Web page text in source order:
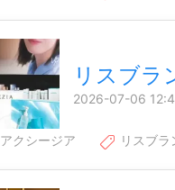
リスブラ
2026-07-06
アクシージア リスブラ